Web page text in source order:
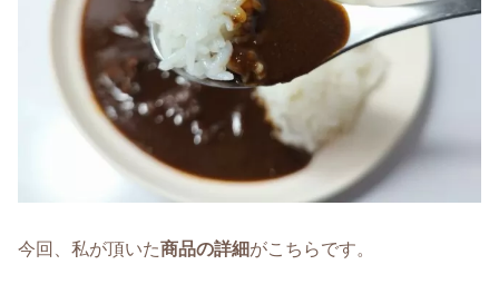
今回、私が頂いた商品の詳細がこちらです。